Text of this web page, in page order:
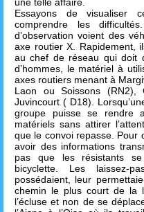
Essayons de visualiser
comprendre les
d’observation voient des
axe routier X. Rapidement,
au chef de réseau qui doit
d’hommes, le matériel à
axes routiers menant à
Laon ou Soissons (RN2),
Juvincourt ( D18).
groupe puisse se rendre
matériels sans attirer
que le convoi repasse. Pour
avoir des informations
pas que les résistants
bicyclette. Les laissez-
possédaient, leur
chemin le plus court de la
l’écluse et non de se